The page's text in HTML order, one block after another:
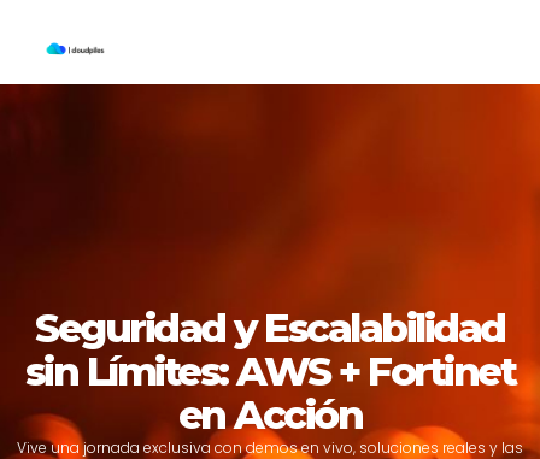
Seguridad y Escalabilidad
sin Límites: AWS + Fortinet
en Acción
Vive una jornada exclusiva con demos en vivo, soluciones reales y las